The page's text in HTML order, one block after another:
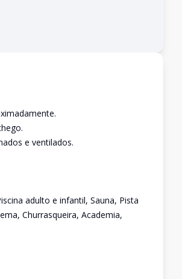
e ventilados.
adulto e infantil, Sauna, Pista
Churrasqueira, Academia,